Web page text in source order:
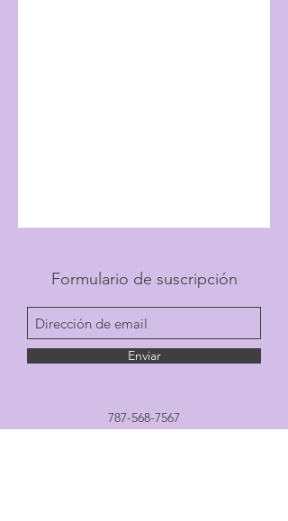
Formulario de suscripción
Enviar
787-568-7567